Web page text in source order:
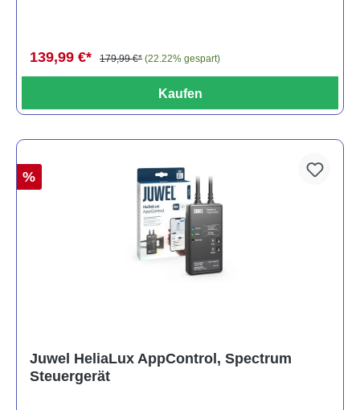
139,99 €* 179,99 €* (22.22% gespart)
Kaufen
%
Juwel HeliaLux AppControl, Spectrum
Steuergerät